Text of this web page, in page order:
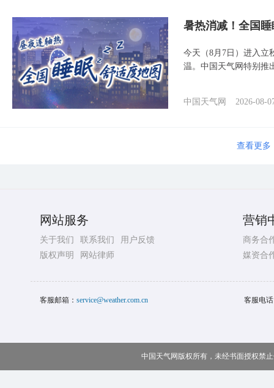
暑热消减！全国
今天（8月7日）进入立
温。中国天气网特别推
中国天气网 2026-08-
查看更多
网站服务
关于我们 联系我们
用户反馈
版权声明
网站律师
营销
商务合
媒资合
客服邮箱： service@weather.com.cn 客服电
中国天气网版权所有，未经书面授权